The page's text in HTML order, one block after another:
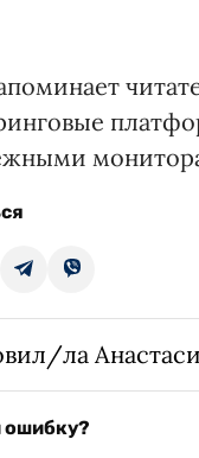
ла
ошибку?